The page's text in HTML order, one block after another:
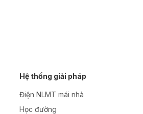
Hệ thống giải pháp
Điện NLMT mái nhà
Học đường